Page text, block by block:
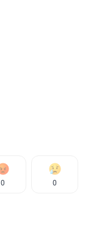
0 0